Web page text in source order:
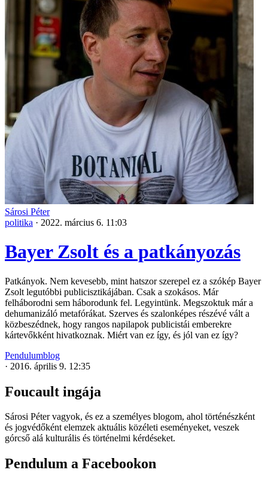
Sárosi Péter
politika · 2022. március 6. 11:03
Bayer Zsolt és a patkányozás
Patkányok. Nem kevesebb, mint hatszor szerepel ez a szókép Bayer
Zsolt legutóbbi publicisztikájában. Csak a szokásos. Már
felháborodni sem háborodunk fel. Legyintünk. Megszoktuk már a
dehumanizáló metafórákat. Szerves és szalonképes részévé vált a
közbeszédnek, hogy rangos napilapok publicistái emberekre
kártevőkként hivatkoznak. Miért van ez így, és jól van ez így?
Pendulumblog
· 2016. április 9. 12:35
Foucault ingája
Sárosi Péter vagyok, és ez a személyes blogom, ahol történészként
és jogvédőként elemzek aktuális közéleti eseményeket, veszek
górcső alá kulturális és történelmi kérdéseket.
Pendulum a Facebookon